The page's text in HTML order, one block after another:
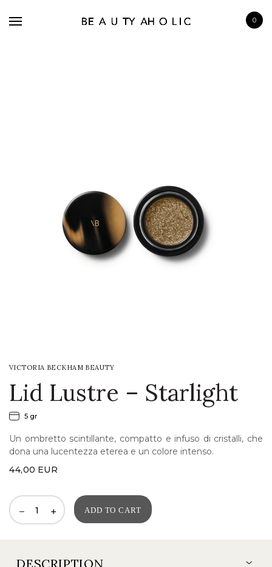
0
VICTORIA BECKHAM BEAUTY
Lid Lustre – Starlight
5 gr
Un ombretto scintillante, compatto e infuso di cristalli, che
dona una lucentezza eterea e un colore intenso.
44,00 EUR
ADD TO CART
DESCRIPTION